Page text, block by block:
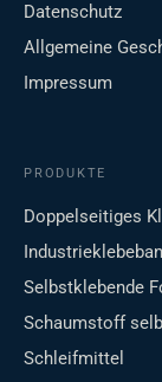
Datenschutz
Allgemeine
Impressum
PRODUKTE
Doppelseitiges
Selbstklebende
Schaumstoff
Schleifmittel